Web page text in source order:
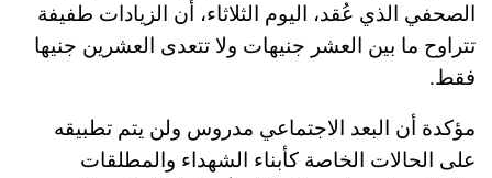
الصحفي الذي عُقد، اليوم الثلاثاء، أن الزيادات طفيفة
تتراوح ما بين العشر جنيهات ولا تتعدى العشرين جنيها
فقط.
مؤكدة أن البعد الاجتماعي مدروس ولن يتم تطبيقه
على الحالات الخاصة كأبناء الشهداء والمطلقات